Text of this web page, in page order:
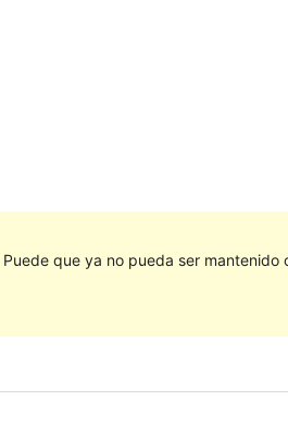
Puede que ya no pueda ser